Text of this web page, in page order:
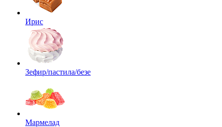
Ирис
Зефир/пастила/безе
Мармелад